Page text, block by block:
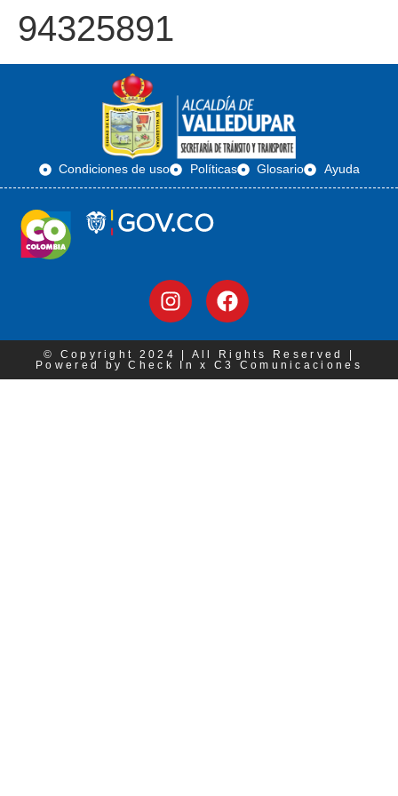
94325891
Condiciones de uso Políticas Glosario Ayuda
© Copyright 2024 | All Rights Reserved |
Powered by Check In x C3 Comunicaciones